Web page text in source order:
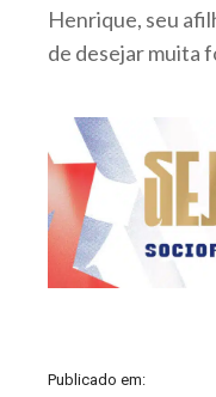
Henrique, seu
de desejar muita
Publicado em: